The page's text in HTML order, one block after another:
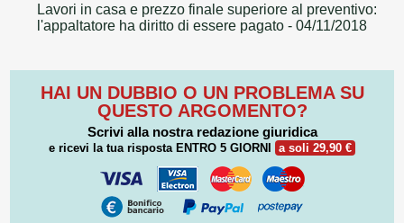
Lavori in casa e prezzo finale superiore al preventivo:
l'appaltatore ha diritto di essere pagato - 04/11/2018
HAI UN DUBBIO O UN PROBLEMA SU
QUESTO ARGOMENTO?
Scrivi alla nostra redazione giuridica
e ricevi la tua risposta ENTRO 5 GIORNI a soli 29,90 €